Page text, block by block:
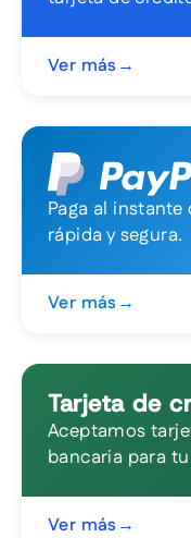
Ver más →
Paga al
rápida y segura.
Ver más →
Tarjeta de
Aceptamos
bancaria para
Ver más →